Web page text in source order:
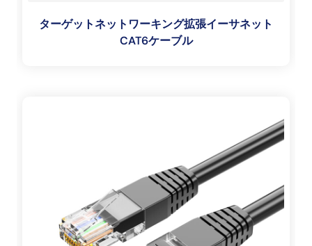
ターゲットネットワーキング拡張イーサネット
CAT6ケーブル